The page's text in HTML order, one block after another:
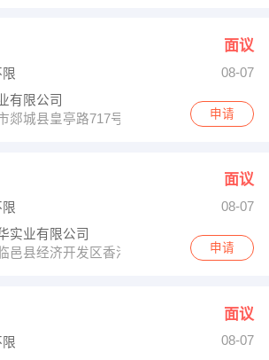
面议
08-07
有限公司
郯城县皇亭路717号
申请
面议
08-07
实业有限公司
邑县经济开发区香港世纪工业园
申请
面议
08-07